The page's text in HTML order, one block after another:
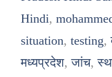
Hindi,
situation, testing,
मध्यप्रदेश,जांच,